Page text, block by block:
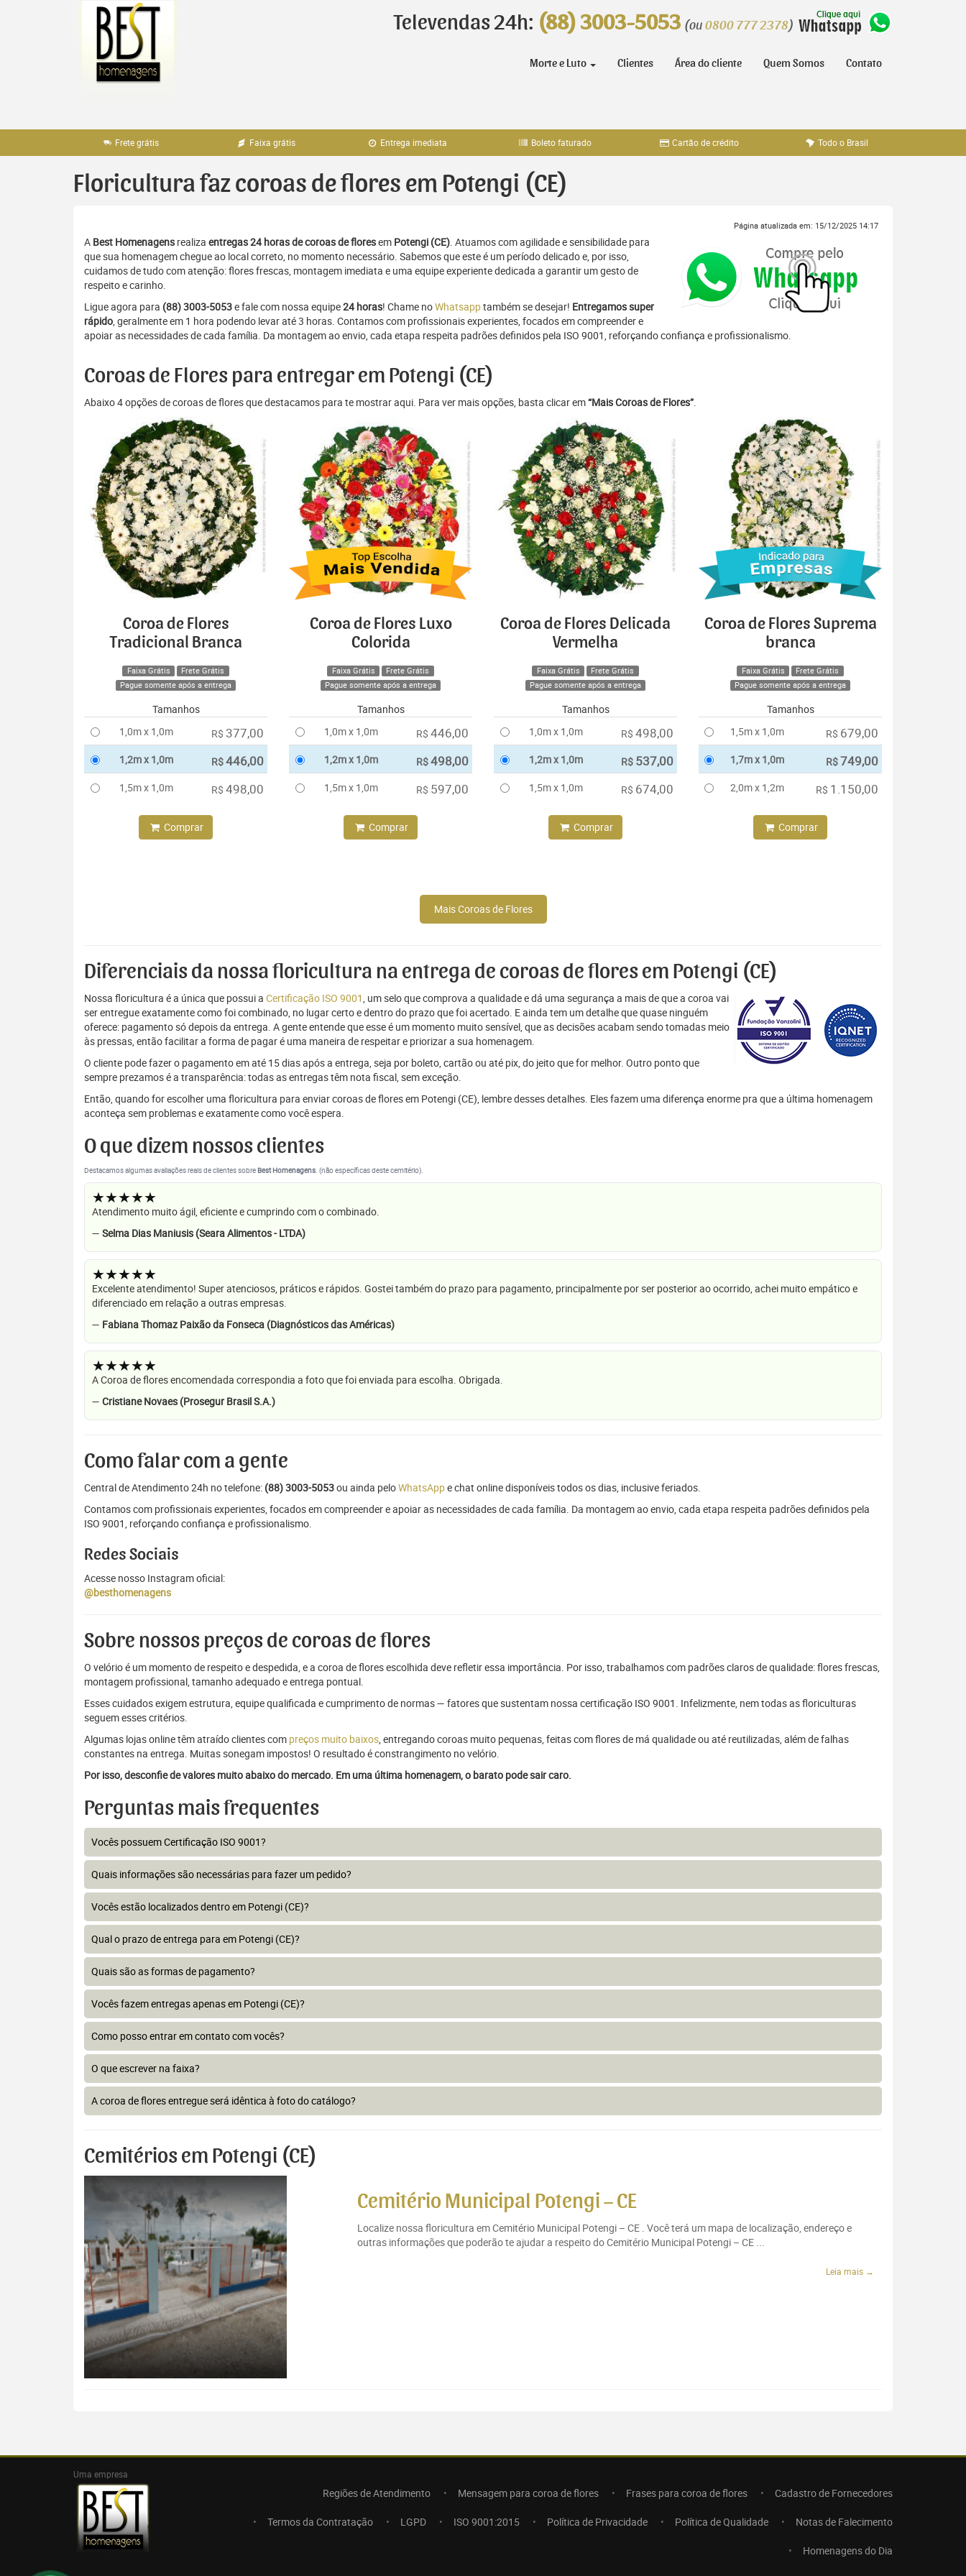
Televendas 24h: (88) 3003-5053 (ou 0800 777 2378)
Morte e Luto Clientes Área do cliente Quem Somos Contato
Frete grátis Faixa grátis Entrega imediata Boleto faturado Cartão de crédito Todo o Brasil
Floricultura faz coroas de flores em Potengi (CE)
Página atualizada em: 15/12/2025 14:17
A Best Homenagens realiza entregas 24 horas de coroas de floresem Potengi (CE). Atuamos com agilidade e sensibilidade para
que sua homenagem chegue ao local correto, no momento necessário. Sabemos que este é um período delicado e, por isso,
cuidamos de tudo com atenção: flores frescas, montagem imediata e uma equipe experiente dedicada a garantir um gesto de
respeito e carinho.
Ligue agora para (88) 3003-5053e fale com nossa equipe24 horas! Chame noWhatsapptambém se desejar! Entregamos super
rápido, geralmente em 1 hora podendo levar até 3 horas. Contamos com profissionais experientes, focados em compreender e
apoiar as necessidades de cada família. Da montagem ao envio, cada etapa respeita padrões definidos pela ISO 9001, reforçando confiança e profissionalismo.
Coroas de Flores para entregar em Potengi (CE)
Abaixo 4 opções de coroas de flores que destacamos para te mostrar aqui. Para ver mais opções, basta clicar em“Mais Coroas de Flores”.
Coroa de Flores
Tradicional Branca
Faixa Grátis
Frete Grátis
Pague somente após a entrega
Tamanhos
1,0m x 1,0m
R$ 377,00
1,2m x 1,0m R$446,00
1,5m x 1,0m R$ 498,00
Comprar
Coroa de Flores Luxo
Colorida
Faixa Grátis
Frete Grátis
Pague somente após a entrega
Tamanhos
1,0m x 1,0m
R$ 446,00
1,2m x 1,0m R$498,00
1,5m x 1,0m R$ 597,00
Comprar
Coroa de Flores Delicada
Vermelha
Faixa Grátis
Frete Grátis
Pague somente após a entrega
Tamanhos
1,0m x 1,0m
R$ 498,00
1,2m x 1,0m R$ 537,00
1,5m x 1,0m R$ 674,00
Comprar
Coroa de Flores Suprema
branca
Faixa Grátis
Frete Grátis
Pague somente após a entrega
Tamanhos
1,5m x 1,0m
R$ 679,00
1,7m x 1,0m R$749,00
2,0m x 1,2m R$ 1.150,00
Comprar
Mais Coroas de Flores
Diferenciais da nossa floricultura na entrega de coroas de flores em Potengi (CE)
Nossa floricultura é a única que possui a Certificação ISO 9001, um selo que comprova a qualidade e dá uma segurança a mais de que a coroa vai
ser entregue exatamente como foi combinado, no lugar certo e dentro do prazo que foi acertado. E ainda tem um detalhe que quase ninguém
oferece: pagamento só depois da entrega. A gente entende que esse é um momento muito sensível, que as decisões acabam sendo tomadas meio
às pressas, então facilitar a forma de pagar é uma maneira de respeitar e priorizar a sua homenagem.
O cliente pode fazer o pagamento em até 15 dias após a entrega, seja por boleto, cartão ou até pix, do jeito que for melhor. Outro ponto que
sempre prezamos é a transparência: todas as entregas têm nota fiscal, sem exceção.
Então, quando for escolher uma floricultura para enviar coroas de flores em Potengi (CE), lembre desses detalhes. Eles fazem uma diferença enorme pra que a última homenagem
aconteça sem problemas e exatamente como você espera.
O que dizem nossos clientes
Destacamos algumas avaliações reais de clientes sobreBest Homenagens. (não específicas deste cemitério).
★★★★★
Atendimento muito ágil, eficiente e cumprindo com o combinado.
— Selma Dias Maniusis (Seara Alimentos - LTDA)
★★★★★
Excelente atendimento! Super atenciosos, práticos e rápidos. Gostei também do prazo para pagamento, principalmente por ser posterior ao ocorrido, achei muito empático e
diferenciado em relação a outras empresas.
— Fabiana Thomaz Paixão da Fonseca (Diagnósticos das Américas)
★★★★★
A Coroa de flores encomendada correspondia a foto que foi enviada para escolha. Obrigada.
— Cristiane Novaes (Prosegur Brasil S.A.)
Como falar com a gente
Central de Atendimento 24h no telefone: (88) 3003-5053ou ainda peloWhatsAppe chat online disponíveis todos os dias, inclusive feriados.
Contamos com profissionais experientes, focados em compreender e apoiar as necessidades de cada família. Da montagem ao envio, cada etapa respeita padrões definidos pela
ISO 9001, reforçando confiança e profissionalismo.
Redes Sociais
Acesse nosso Instagram oficial:
@besthomenagens
Sobre nossos preços de coroas de flores
O velório é um momento de respeito e despedida, e a coroa de flores escolhida deve refletir essa importância. Por isso, trabalhamos com padrões claros de qualidade: flores frescas,
montagem profissional, tamanho adequado e entrega pontual.
Esses cuidados exigem estrutura, equipe qualificada e cumprimento de normas — fatores que sustentam nossa certificação ISO 9001. Infelizmente, nem todas as floriculturas
seguem esses critérios.
Algumas lojas online têm atraído clientes com preços muito baixos, entregando coroas muito pequenas, feitas com flores de má qualidade ou até reutilizadas, além de falhas
constantes na entrega. Muitas sonegam impostos! O resultado é constrangimento no velório.
Por isso, desconfie de valores muito abaixo do mercado. Em uma última homenagem, o barato pode sair caro.
Perguntas mais frequentes
Vocês possuem Certificação ISO 9001?
Quais informações são necessárias para fazer um pedido?
Vocês estão localizados dentro em Potengi (CE)?
Qual o prazo de entrega para em Potengi (CE)?
Quais são as formas de pagamento?
Vocês fazem entregas apenas em Potengi (CE)?
Como posso entrar em contato com vocês?
O que escrever na faixa?
A coroa de flores entregue será idêntica à foto do catálogo?
Cemitérios em Potengi (CE)
Cemitério Municipal Potengi – CE
Localize nossa floricultura em Cemitério Municipal Potengi – CE . Você terá um mapa de localização, endereço e
outras informações que poderão te ajudar a respeito do Cemitério Municipal Potengi – CE ...
Leia mais →
Uma empresa
Regiões de Atendimento Mensagem para coroa de flores Frases para coroa de flores Cadastro de Fornecedores
Termos da Contratação LGPD ISO 9001:2015 Política de Privacidade Política de Qualidade Notas de Falecimento
Homenagens do Dia